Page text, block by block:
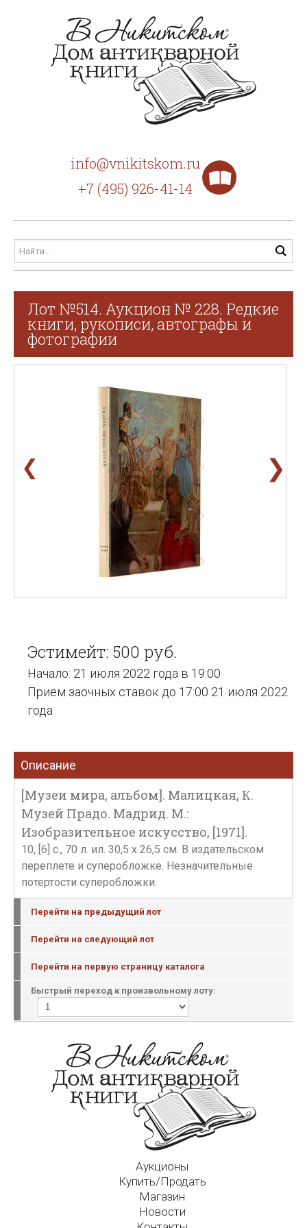
info@vnikitskom.ru
+7 (495) 926-41-14
Лот №514. Аукцион № 228. Редкие
книги, рукописи, автографы и
фотографии
❮ ❯
Эстимейт: 500 руб.
Начало: 21 июля 2022 года в 19:00
Прием заочных ставок до 17:00 21 июля 2022
года
Описание
[Музеи мира, альбом]. Малицкая, К.
Музей Прадо. Мадрид. М.:
Изобразительное искусство, [1971].
10, [6] с., 70 л. ил. 30,5 x 26,5 см. В издательском
переплете и суперобложке. Незначительные
потертости суперобложки.
Перейти на предыдущий лот
Перейти на следующий лот
Перейти на первую страницу каталога
Быстрый переход к произвольному лоту:
Аукционы
Купить/Продать
Магазин
Новости